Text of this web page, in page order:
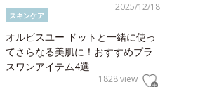
2025/12/18
スキンケア
オルビスユー ドットと一緒に使っ
てさらなる美肌に！おすすめプラ
スワンアイテム4選
1828 view